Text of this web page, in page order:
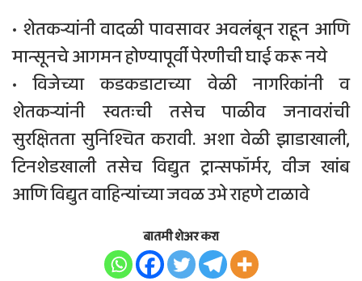
• शेतकऱ्यांनी वादळी पावसावर अवलंबून राहून आणि
मान्सूनचे आगमन होण्यापूर्वी पेरणीची घाई करू नये
• ⁠विजेच्या कडकडाटाच्या वेळी नागरिकांनी व
शेतकऱ्यांनी स्वतःची तसेच पाळीव जनावरांची
सुरक्षितता सुनिश्चित करावी. अशा वेळी झाडाखाली,
टिनशेडखाली तसेच विद्युत ट्रान्सफॉर्मर, वीज खांब
आणि विद्युत वाहिन्यांच्या जवळ उभे राहणे टाळावे
बातमी शेअर करा